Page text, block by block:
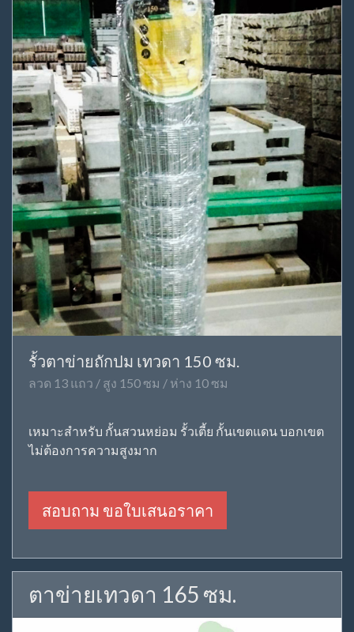
รั้วตาข่ายถักปม เทวดา 150 ซม.
ลวด 13 แถว / สูง 150 ซม / ห่าง 10 ซม
เหมาะสำหรับ กั้นสวนหย่อม รั้วเตี้ย กั้นเขตแดน บอกเขต
ไม่ต้องการความสูงมาก
สอบถาม ขอใบเสนอราคา
ตาข่ายเทวดา 165 ซม.